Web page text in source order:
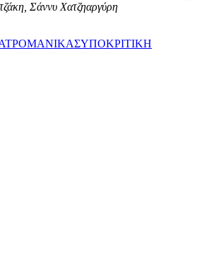
Σάννυ Χατζηαργύρη
ΜΑΝΙΚΑΣΥΠΟΚΡΙΤΙΚΗ